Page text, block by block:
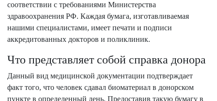
соответствии с требованиями Министерства
здравоохранения РФ. Каждая бумага, изготавливаемая
нашими специалистами, имеет печати и подписи
аккредитованных докторов и поликлиник.
Что представляет собой справка донора
Данный вид медицинской документации подтверждает
факт того, что человек сдавал биоматериал в донорском
пункте в определенный день. Предоставив такую бумагу в